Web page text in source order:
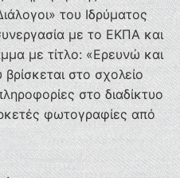
του Ιδρύματος
με το ΕΚΠΑ και
με τίτλο: «Ερευνώ και
στο σχολείο
στο διαδίκτυο
φωτογραφίες από